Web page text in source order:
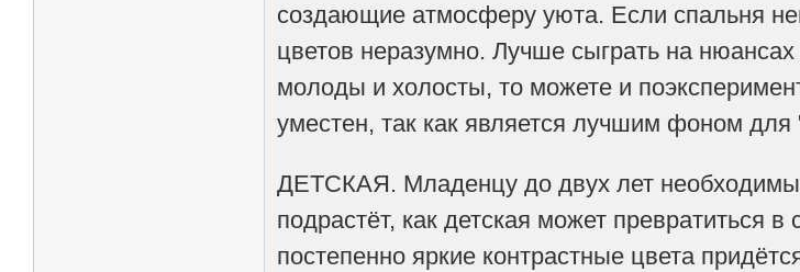
создающие атмосферу уюта. Если спальня
цветов неразумно. Лучше сыграть на
молоды и холосты, то можете и
уместен, так как является лучшим фоном
ДЕТСКАЯ. Младенцу до двух лет
подрастёт, как детская может
постепенно яркие контрастные цвета